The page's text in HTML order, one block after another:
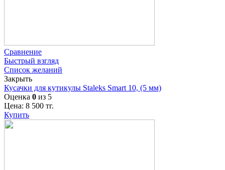
Сравнение
Быстрый взгляд
Список желаний
Закрыть
Кусачки для кутикулы Staleks Smart 10, (5 мм)
Оценка 0 из 5
Цена: 8 500 тг.
Купить